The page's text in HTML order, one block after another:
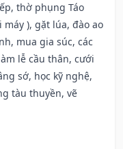
thờ phụng Táo
máy ), gặt lúa, đào ao
mua gia súc, các
lễ cầu thân, cưới
sớ, học kỹ nghệ,
tàu thuyền, vẽ